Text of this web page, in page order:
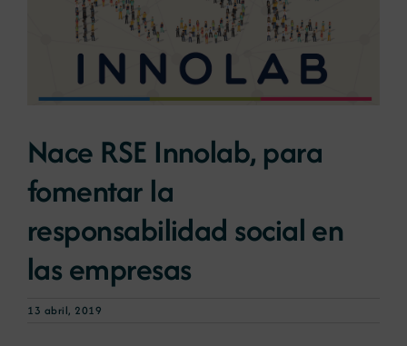
Nace RSE Innolab, para
fomentar la
responsabilidad social en
las empresas
13 abril, 2019